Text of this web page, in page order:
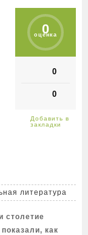
0
оценка
0
0
литература
столетие
как